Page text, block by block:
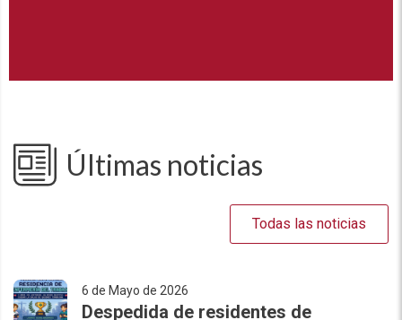
Últimas noticias
Todas las noticias
6 de Mayo de 2026
Despedida de residentes de